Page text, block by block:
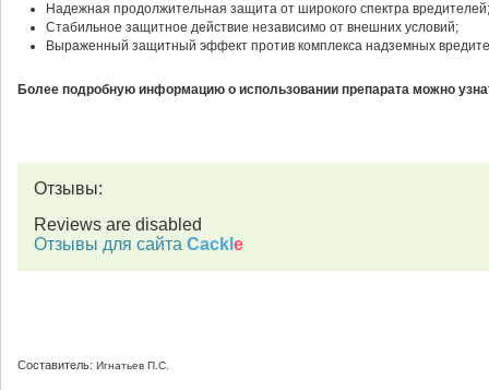
Надежная продолжительная защита от широкого спектра вредителей;
Стабильное защитное действие независимо от внешних условий;
Выраженный защитный эффект против комплекса надземных
Более подробную информацию о использовании препарата можно
Отзывы:
Reviews are disabled
Отзывы для сайта Cackl e
Составитель: Игнатьев П.С.